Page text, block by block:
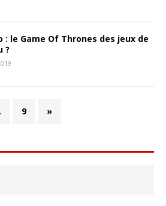
: le Game Of Thrones des jeux de
?
9 »